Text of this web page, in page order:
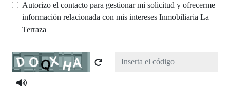
Autorizo el contacto para gestionar mi solicitud y ofrecerme
información relacionada con mis intereses Inmobiliaria La
Terraza
Captcha